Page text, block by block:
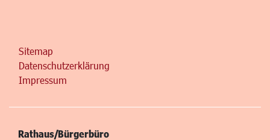
Sitemap
Datenschutzerklärung
Impressum
Rathaus/Bürgerbüro